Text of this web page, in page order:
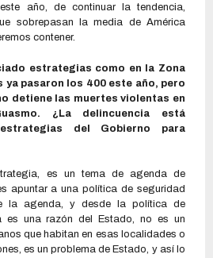
año, de continuar la tendencia,
sobrepasan la media de América
contener.
estrategias como en la Zona
ya pasaron los 400 este año, pero
detiene las muertes violentas en
¿La delincuencia está
del Gobierno para
es un tema de agenda de
apuntar a una política de seguridad
la agenda, y desde la política de
es una razón del Estado, no es un
que habitan en esas localidades o
es un problema de Estado, y así lo